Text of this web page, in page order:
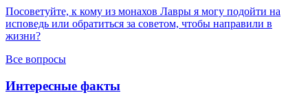
Посоветуйте, к кому из монахов Лавры я могу подойти на
исповедь или обратиться за советом, чтобы направили в
жизни?
Все вопросы
Интересные факты